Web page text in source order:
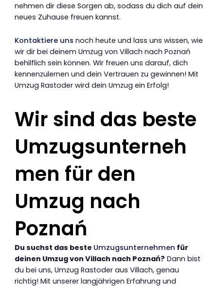
nehmen dir diese Sorgen ab, sodass du dich auf dein
neues Zuhause freuen kannst.
Kontaktiere uns noch heute und lass uns wissen, wie
wir dir bei deinem Umzug von Villach nach Poznań
behilflich sein können. Wir freuen uns darauf, dich
kennenzulernen und dein Vertrauen zu gewinnen! Mit
Umzug Rastoder wird dein Umzug ein Erfolg!
Wir sind das beste
Umzugsunterneh
men für den
Umzug nach
Poznań
Du suchst das beste Umzugsunternehmen für
deinen Umzug von Villach nach Poznań? Dann bist
du bei uns, Umzug Rastoder aus Villach, genau
richtig! Mit unserer langjährigen Erfahrung und